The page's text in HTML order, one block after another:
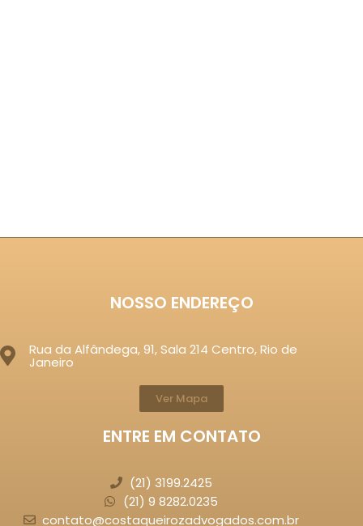
NOSSO ENDEREÇO
Rua da Alfândega, 91, Sala 214 Centro, Rio de
Janeiro
Ver Mapa
ENTRE EM CONTATO
(21) 3199.2425
(21) 9 8282.0235
contato@costaqueirozadvogados.com.br